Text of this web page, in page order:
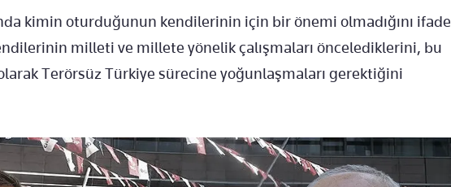
kimin oturduğunun kendilerinin için bir önemi olmadığını ifade
milleti ve millete yönelik çalışmaları öncelediklerini, bu
Terörsüz Türkiye sürecine yoğunlaşmaları gerektiğini